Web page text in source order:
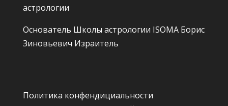
астрологии
Основатель Школы астрологии ISOMA Борис
Зиновьевич Израитель
Политика конфендициальности